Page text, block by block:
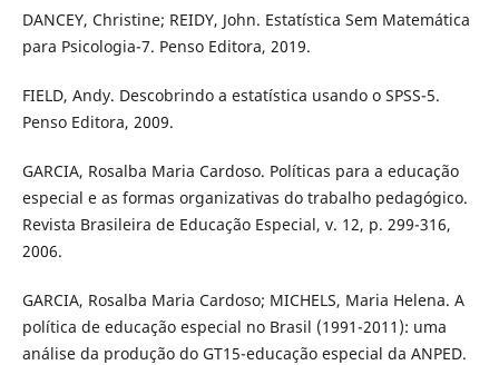
DANCEY, Christine; REIDY, John. Estatística Sem Matemática
para Psicologia-7. Penso Editora, 2019.
FIELD, Andy. Descobrindo a estatística usando o SPSS-5.
Penso Editora, 2009.
GARCIA, Rosalba Maria Cardoso. Políticas para a educação
especial e as formas organizativas do trabalho pedagógico.
Revista Brasileira de Educação Especial, v. 12, p. 299-316,
2006.
GARCIA, Rosalba Maria Cardoso; MICHELS, Maria Helena. A
política de educação especial no Brasil (1991-2011): uma
análise da produção do GT15-educação especial da ANPED.